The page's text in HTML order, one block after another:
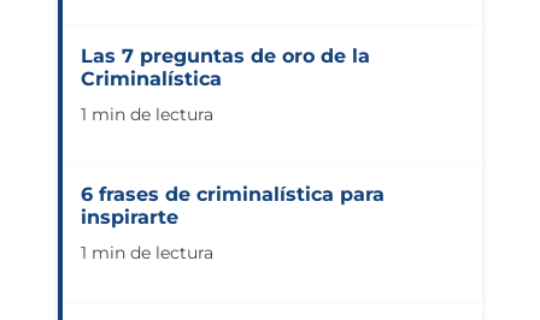
Las 7 preguntas de oro de la
Criminalística
1 min de lectura
6 frases de criminalística para
inspirarte
1 min de lectura